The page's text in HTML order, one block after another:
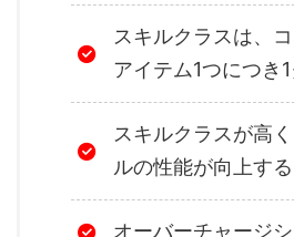
スキルクラスは、
アイテム1つにつき
スキルクラスが高
ルの性能が向上する
オーバーチャージ